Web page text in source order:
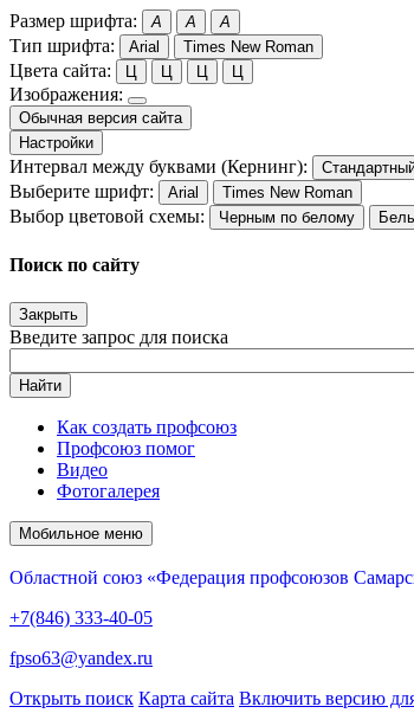
Размер шрифта: A A A
Тип шрифта: Arial Times New Roman
Цвета сайта: Ц Ц Ц Ц
Изображения:
Обычная версия сайта
Настройки
Интервал между буквами (Кернинг):
Выберите шрифт: Arial Times New Roman
Выбор цветовой схемы: Черным по белому
Поиск по сайту
Закрыть
Введите запрос для поиска
Найти
Как создать профсоюз
Профсоюз помог
Видео
Фотогалерея
Мобильное меню
Областной союз «Федерация профсоюзов
+7(846) 333-40-05
fpso63@yandex.ru
Открыть поиск Карта сайта Включить версию